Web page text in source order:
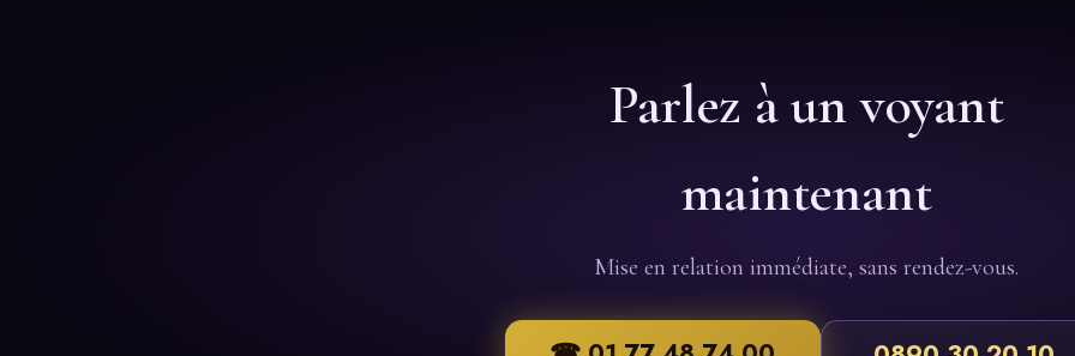
Parlez à un voyant
maintenant
Mise en relation immédiate, sans rendez-vous.